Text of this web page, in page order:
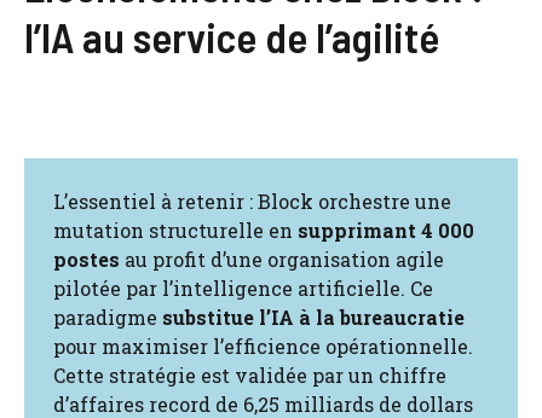
l’IA au service de l’agilité
L’essentiel à retenir : Block orchestre une
mutation structurelle en supprimant 4 000
postes au profit d’une organisation agile
pilotée par l’intelligence artificielle. Ce
paradigme substitue l’IA à la bureaucratie
pour maximiser l’efficience opérationnelle.
Cette stratégie est validée par un chiffre
d’affaires record de 6,25 milliards de dollars